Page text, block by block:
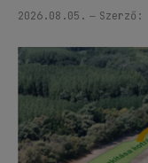
2026.08.05. Szerző: